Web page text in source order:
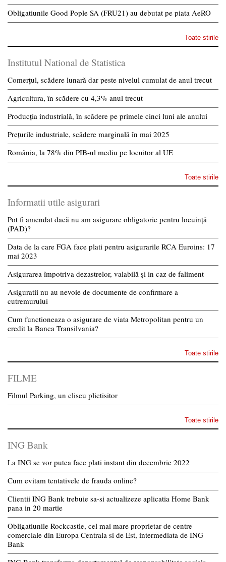
Obligatiunile Good Pople SA (FRU21) au debutat pe piata AeRO
Toate stirile
Institutul National de Statistica
Comerțul, scădere lunară dar peste nivelul cumulat de anul trecut
Agricultura, în scădere cu 4,3% anul trecut
Producția industrială, în scădere pe primele cinci luni ale anului
Prețurile industriale, scădere marginală în mai 2025
România, la 78% din PIB-ul mediu pe locuitor al UE
Toate stirile
Informatii utile asigurari
Pot fi amendat dacă nu am asigurare obligatorie pentru locuință
(PAD)?
Data de la care FGA face plati pentru asigurarile RCA Euroins: 17
mai 2023
Asigurarea împotriva dezastrelor, valabilă și in caz de faliment
Asiguratii nu au nevoie de documente de confirmare a
cutremurului
Cum functioneaza o asigurare de viata Metropolitan pentru un
credit la Banca Transilvania?
Toate stirile
FILME
Filmul Parking, un cliseu plictisitor
Toate stirile
ING Bank
La ING se vor putea face plati instant din decembrie 2022
Cum evitam tentativele de frauda online?
Clientii ING Bank trebuie sa-si actualizeze aplicatia Home Bank
pana in 20 martie
Obligatiunile Rockcastle, cel mai mare proprietar de centre
comerciale din Europa Centrala si de Est, intermediata de ING
Bank